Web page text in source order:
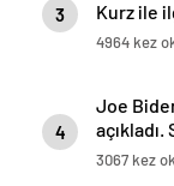
3
Kurz ile
4964 kez
4
Joe
3067 kez